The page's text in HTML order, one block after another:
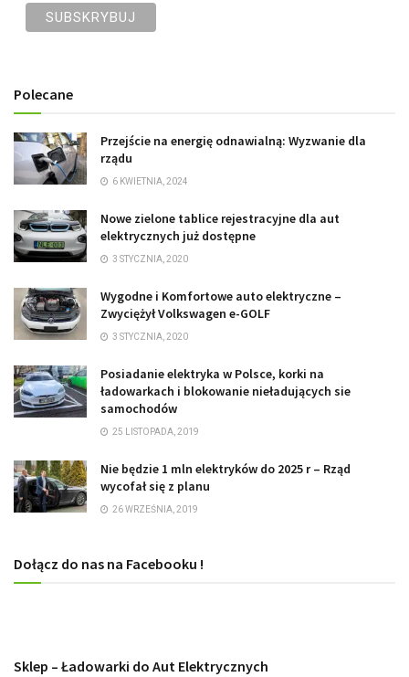
Polecane
Przejście na energię odnawialną: Wyzwanie dla
rządu
6 KWIETNIA, 2024
Nowe zielone tablice rejestracyjne dla aut
elektrycznych już dostępne
3 STYCZNIA, 2020
Wygodne i Komfortowe auto elektryczne –
Zwyciężył Volkswagen e-GOLF
3 STYCZNIA, 2020
Posiadanie elektryka w Polsce, korki na
ładowarkach i blokowanie nieładujących sie
samochodów
25 LISTOPADA, 2019
Nie będzie 1 mln elektryków do 2025 r – Rząd
wycofał się z planu
26 WRZEŚNIA, 2019
Dołącz do nas na Facebooku !
Sklep – Ładowarki do Aut Elektrycznych